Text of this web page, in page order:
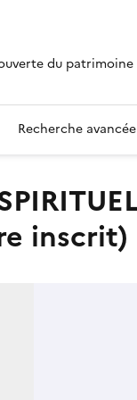
du patrimoine
Recherche avancée
inscrit)